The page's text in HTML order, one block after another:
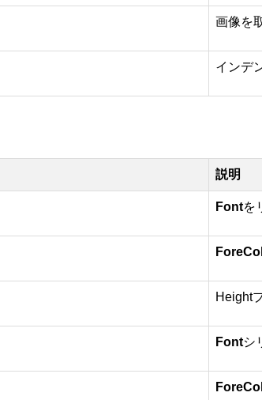
画像を
インデ
説明
Fontを
Height
Fontシ